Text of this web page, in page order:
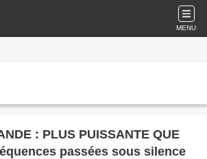
MENU
: PLUS PUISSANTE QUE
passées sous silence